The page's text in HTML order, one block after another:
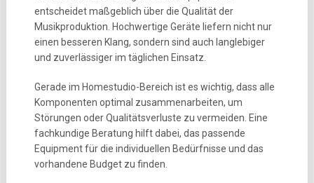
entscheidet maßgeblich über die Qualität der
Musikproduktion. Hochwertige Geräte liefern nicht nur
einen besseren Klang, sondern sind auch langlebiger
und zuverlässiger im täglichen Einsatz.
Gerade im Homestudio-Bereich ist es wichtig, dass alle
Komponenten optimal zusammenarbeiten, um
Störungen oder Qualitätsverluste zu vermeiden. Eine
fachkundige Beratung hilft dabei, das passende
Equipment für die individuellen Bedürfnisse und das
vorhandene Budget zu finden.